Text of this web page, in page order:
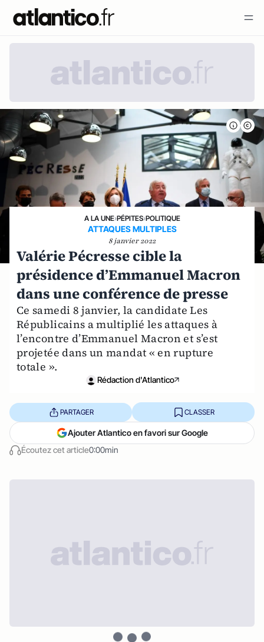
A LA UNE›PÉPITES›POLITIQUE
ATTAQUES MULTIPLES
8 janvier 2022
Valérie Pécresse cible la
présidence d’Emmanuel Macron
dans une conférence de presse
Ce samedi 8 janvier, la candidate Les
Républicains a multiplié les attaques à
l’encontre d’Emmanuel Macron et s’est
projetée dans un mandat « en rupture
totale ».
Rédaction d'Atlantico
Écoutez cet article0:00min
PARTAGER CLASSER
Ajouter Atlantico en favori sur Google